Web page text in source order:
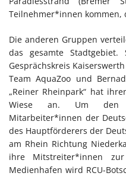
Teilnehmer*innen kommen,
Die anderen Gruppen
das gesamte
Gesprächskreis
Team AquaZoo und
„Reiner Rheinpark“ hat
Wiese an. Um den
Mitarbeiter*innen der
des Hauptförderers der
am Rhein Richtung
ihre Mitstreiter*innen
Medienhafen wird RCU-